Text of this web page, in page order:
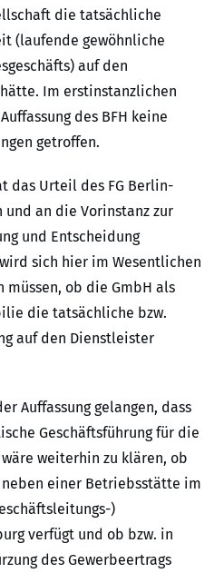
die tatsächliche
(laufende gewöhnliche
auf den
Im erstinstanzlichen
des BFH keine
getroffen.
das Urteil des FG Berlin-
und an die Vorinstanz zur
und Entscheidung
sich hier im Wesentlichen
ob die GmbH als
die tatsächliche bzw.
auf den Dienstleister
Auffassung gelangen, dass
Geschäftsführung für die
weiterhin zu klären, ob
einer Betriebsstätte im
)
verfügt und ob bzw. in
des Gewerbeertrags